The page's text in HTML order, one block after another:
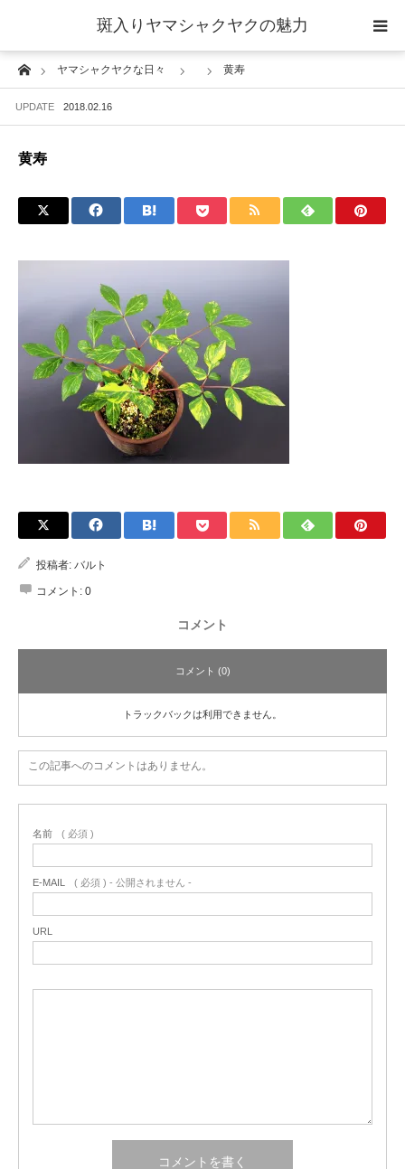
斑入りヤマシャクヤクの魅力
Homeヤマシャクヤクな日々 黄寿
UPDATE 2018.02.16
黄寿
投稿者: バルト
コメント: 0
コメント
コメント (0)
トラックバックは利用できません。
この記事へのコメントはありません。
名前 ( 必須 )
E-MAIL ( 必須 ) - 公開されません -
URL
当サイトについて
斑入りヤマシャクヤクの魅力 ギャラリー